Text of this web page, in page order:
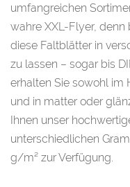
umfangreichen
wahre XXL-Flyer, denn
diese Faltblätter in
zu lassen – sogar bis
erhalten Sie sowohl im
und in matter oder
Ihnen unser
unterschiedlichen
g/m² zur Verfügung.